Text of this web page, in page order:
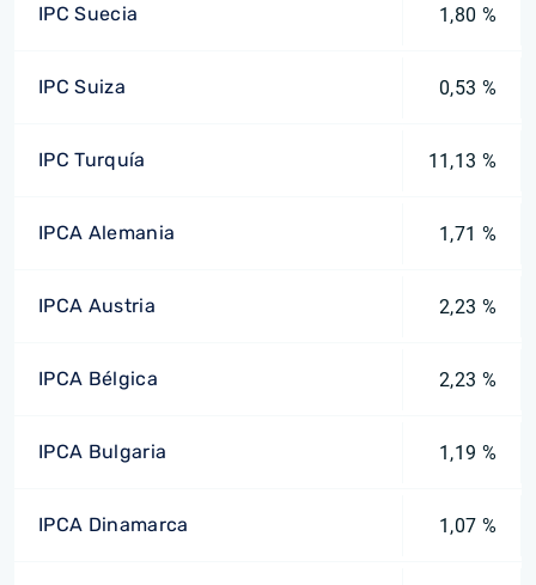
IPC Suecia 1,80 %
IPC Suiza 0,53 %
IPC Turquía 11,13 %
IPCA Alemania 1,71 %
IPCA Austria 2,23 %
IPCA Bélgica 2,23 %
IPCA Bulgaria 1,19 %
IPCA Dinamarca 1,07 %